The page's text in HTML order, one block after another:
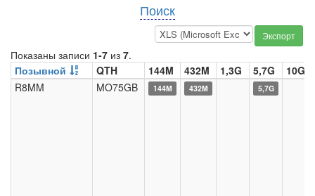
Поиск
Экспорт
Показаны записи 1-7 из 7.
Позывной
QTH 144M 432M 1,3G 5,7G 10G
R8MM
MO75GB 144M 432M 5,7G